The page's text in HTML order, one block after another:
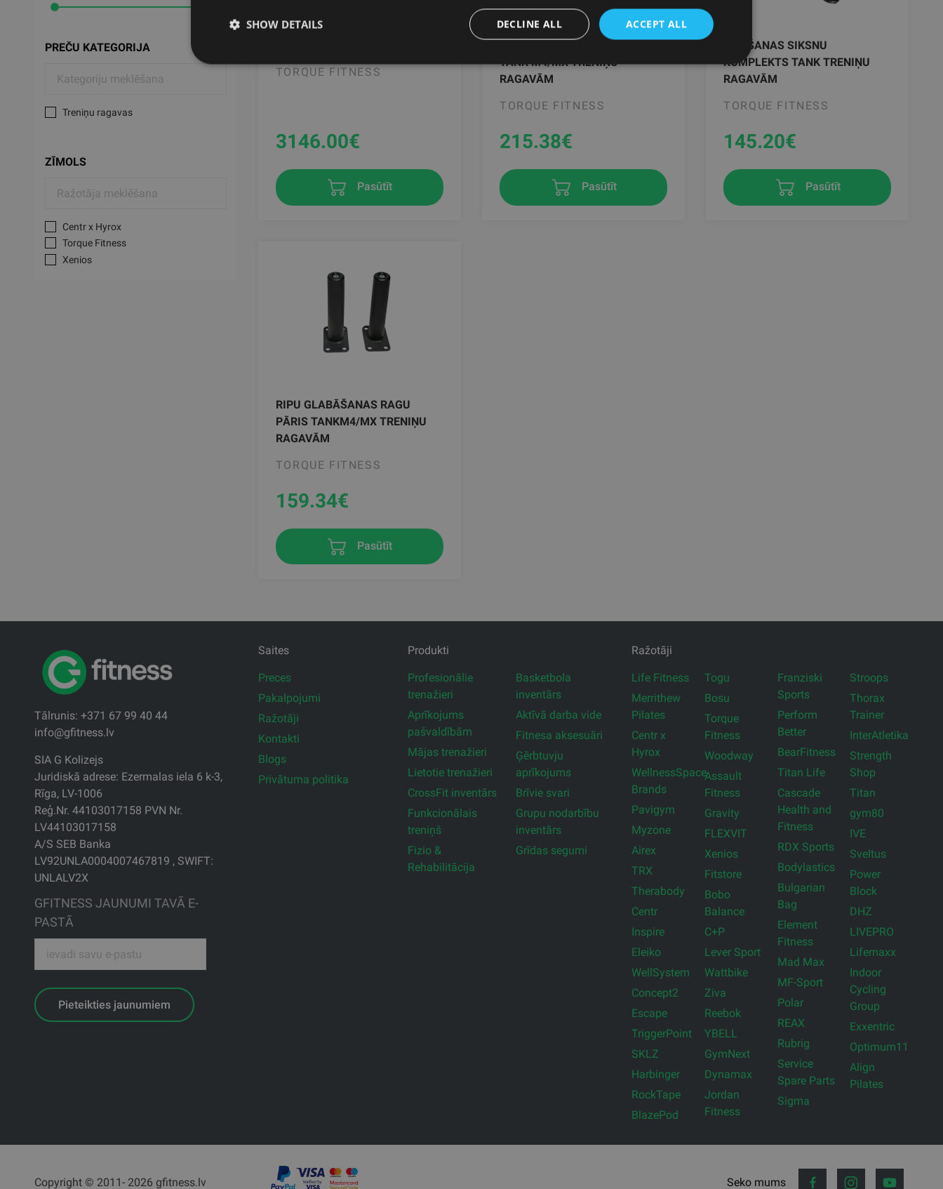
PREČU KATEGORIJA
Treniņu ragavas
ZĪMOLS
Centr x Hyrox
Torque Fitness
Xenios
TORQUE FITNESS
3146.00€
Pasūtīt
TANK M4/MX TRENIŅU
RAGAVĀM
TORQUE FITNESS
215.38€
Pasūtīt
VLIKŠANAS SIKSNU
KOMPLEKTS TANK TRENIŅU
RAGAVĀM
TORQUE FITNESS
145.20€
Pasūtīt
RIPU GLABĀŠANAS RAGU
PĀRIS TANKM4/MX TRENIŅU
RAGAVĀM
TORQUE FITNESS
159.34€
Pasūtīt
Tālrunis: +371 67 99 40 44
info@gfitness.lv
SIA G Kolizejs
Juridiskā adrese: Ezermalas iela 6 k-3,
Rīga, LV-1006
Reģ.Nr. 44103017158 PVN Nr.
LV44103017158
A/S SEB Banka
LV92UNLA0004007467819 , SWIFT:
UNLALV2X
GFITNESS JAUNUMI TAVĀ E-
PASTĀ
Pieteikties jaunumiem
Saites
Preces
Pakalpojumi
Ražotāji
Kontakti
Blogs
Privātuma politika
Produkti
Profesionālie
trenažieri
Aprīkojums
pašvaldībām
Mājas trenažieri
Lietotie trenažieri
CrossFit inventārs
Funkcionālais
treniņš
Fizio &
Rehabilitācija
Basketbola
inventārs
Aktīvā darba vide
Fitnesa aksesuāri
Ģērbtuvju
aprīkojums
Brīvie svari
Grupu nodarbību
inventārs
Grīdas segumi
Ražotāji
Life Fitness
Merrithew
Pilates
Centr x
Hyrox
WellnessSpace
Brands
Pavigym
Myzone
Airex
TRX
Therabody
Centr
Inspire
Eleiko
WellSystem
Concept2
Escape
TriggerPoint
SKLZ
Harbinger
RockTape
BlazePod
Togu
Bosu
Torque
Fitness
Woodway
Assault
Fitness
Gravity
FLEXVIT
Xenios
Fitstore
Bobo
Balance
C+P
Lever Sport
Wattbike
Ziva
Reebok
YBELL
GymNext
Dynamax
Jordan
Fitness
Franziski
Sports
Perform
Better
BearFitness
Titan Life
Cascade
Health and
Fitness
RDX Sports
Bodylastics
Bulgarian
Bag
Element
Fitness
Mad Max
MF-Sport
Polar
REAX
Rubrig
Service
Spare Parts
Sigma
Stroops
Thorax
Trainer
InterAtletika
Strength
Shop
Titan
gym80
IVE
Sveltus
Power
Block
DHZ
LIVEPRO
Lifemaxx
Indoor
Cycling
Group
Exxentric
Optimum11
Align
Pilates
Copyright © 2011- 2026 gfitness.lv Seko mums
ACCEPT ALL
DECLINE ALL
SHOW DETAILS